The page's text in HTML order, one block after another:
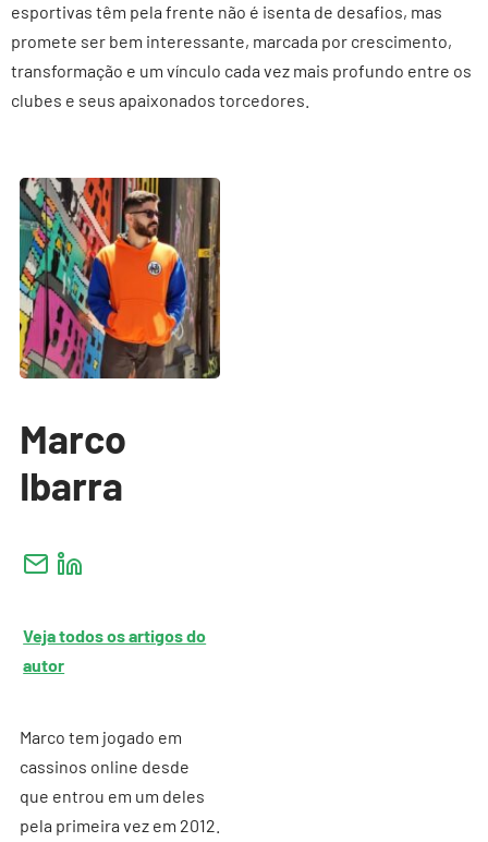
esportivas têm pela frente não é isenta de desafios, mas
promete ser bem interessante, marcada por crescimento,
transformação e um vínculo cada vez mais profundo entre os
clubes e seus apaixonados torcedores.
Marco
Ibarra
Veja todos os artigos do
autor
Marco tem jogado em
cassinos online desde
que entrou em um deles
pela primeira vez em 2012.